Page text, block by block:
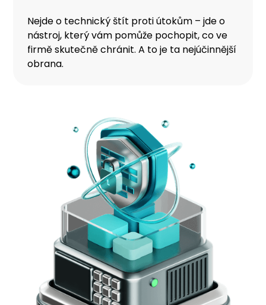
Nejde o technický štít proti útokům – jde o
nástroj, který vám pomůže pochopit, co ve
firmě skutečně chránit. A to je ta nejúčinnější
obrana.